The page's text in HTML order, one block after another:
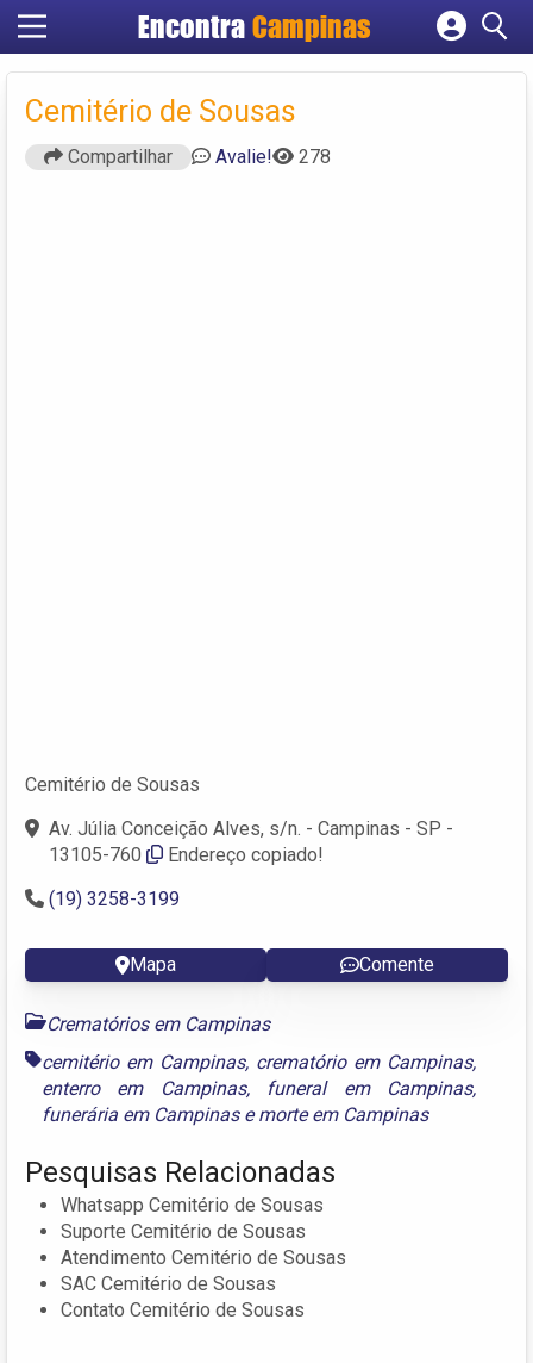
Encontra Campinas
Cadastrar empresa
Criar conta
Cemitério de Sousas
Compartilhar Avalie! 278
Cemitério de Sousas
Av. Júlia Conceição Alves, s/n. - Campinas - SP -
13105-760
Endereço copiado!
(19) 3258-3199
Mapa Comente
Crematórios em Campinas
cemitério em Campinas, crematório em Campinas,
enterro em Campinas, funeral em Campinas,
funerária em Campinasemorte em Campinas
Pesquisas Relacionadas
Whatsapp Cemitério de Sousas
Suporte Cemitério de Sousas
Atendimento Cemitério de Sousas
SAC Cemitério de Sousas
Contato Cemitério de Sousas